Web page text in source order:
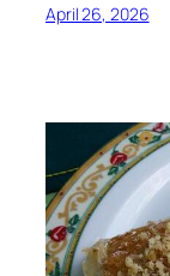
April 26, 2026